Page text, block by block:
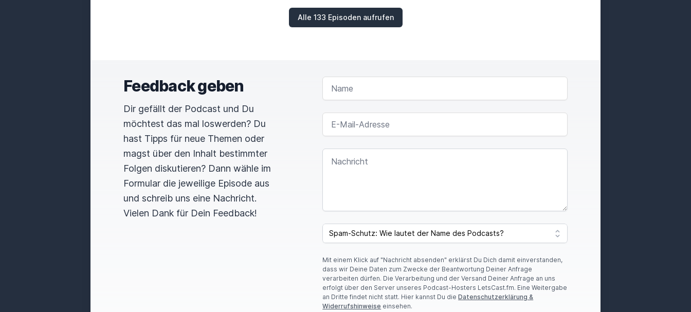
Alle 133 Episoden aufrufen
Feedback geben
Dir gefällt der Podcast und Du
möchtest das mal loswerden? Du
hast Tipps für neue Themen oder
magst über den Inhalt bestimmter
Folgen diskutieren? Dann wähle im
Formular die jeweilige Episode aus
und schreib uns eine Nachricht.
Vielen Dank für Dein Feedback!
NAME
E-MAIL-ADRESSE
NACHRICHT
F
O
A
R
E
A
H
U
SPAM CAPTCHA
Mit einem Klick auf "Nachricht absenden" erklärst Du Dich damit einverstanden,
dass wir Deine Daten zum Zwecke der Beantwortung Deiner Anfrage
verarbeiten dürfen. Die Verarbeitung und der Versand Deiner Anfrage an uns
erfolgt über den Server unseres Podcast-Hosters LetsCast.fm. Eine Weitergabe
an Dritte findet nicht statt. Hier kannst Du dieDatenschutzerklärung &
Widerrufshinweise einsehen.